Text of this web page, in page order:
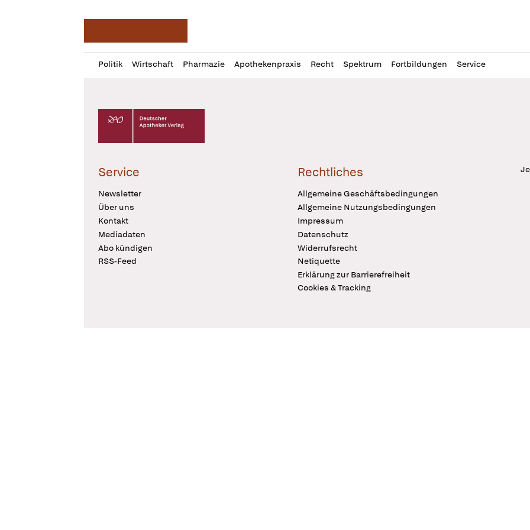
Politik Wirtschaft Pharmazie Apothekenpraxis Recht Spektrum Fortbildungen Service
Profil
öffnen
Daz
Pur
Deutscher Apotheker Verlag Logo
Service
Newsletter
Über uns
Kontakt
Mediadaten
Abo kündigen
RSS-Feed
Rechtliches
Allgemeine Geschäftsbedingungen
Allgemeine Nutzungsbedingungen
Impressum
Datenschutz
Widerrufsrecht
Netiquette
Erklärung zur Barrierefreiheit
Cookies & Tracking